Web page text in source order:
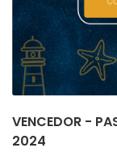
VENCEDOR -
2024